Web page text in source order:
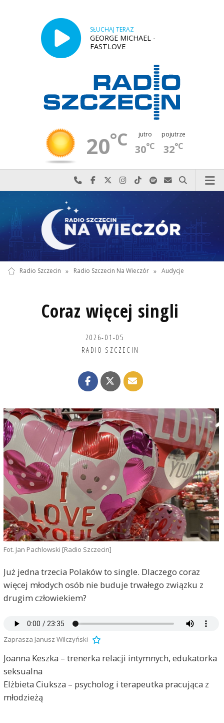
SŁUCHAJ TERAZ
GEORGE MICHAEL -
FASTLOVE
20°C jutro
30°C
pojutrze
32°C
Najlepiej po prostu do nas zadzwoń
Odwiedź nas na Facebook-u
Odwiedź nas na X
Odwiedź nas na Instagram-ie
Odwiedź nas na TikTok-u
Szukaj nas na Spotify
Wyślij do nas
Szukaj
Radio Szczecin » Radio Szczecin Na Wieczór » Audycje
Coraz więcej singli
2026-01-05
RADIO SZCZECIN
Fot. Jan Pachlowski [Radio Szczecin]
Już jedna trzecia Polaków to single. Dlaczego coraz
więcej młodych osób nie buduje trwałego związku z
drugim człowiekiem?
Zaprasza Janusz Wilczyński
Joanna Keszka – trenerka relacji intymnych, edukatorka
seksualna
Elżbieta Ciuksza – psycholog i terapeutka pracująca z
młodzieżą